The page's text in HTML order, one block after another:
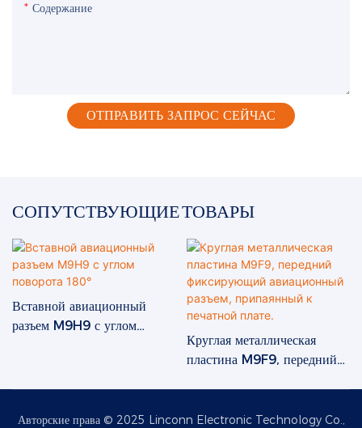
Содержание
ОТПРАВИТЬ ЗАПРОС СЕЙЧАС
СОПУТСТВУЮЩИЕ ТОВАРЫ
Вставной авиационный
разъем M9H9 с углом
Круглая металлическая
пластина M9F9, передний
печатной плате.
Авторские права © 2025 Linconn Electronic Technology Co.,